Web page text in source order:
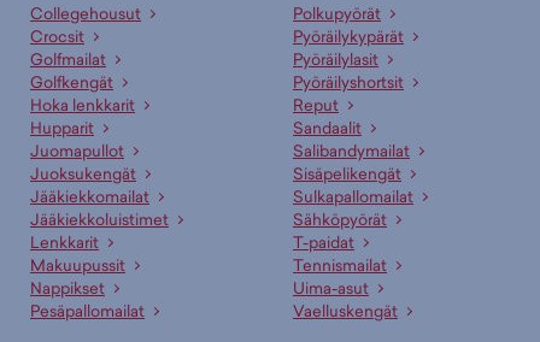
Collegehousut
Crocsit
Golfmailat
Golfkengät
Hoka lenkkarit
Hupparit
Juomapullot
Juoksukengät
Jääkiekkomailat
Jääkiekkoluistimet
Lenkkarit
Makuupussit
Nappikset
Pesäpallomailat
Polkupyörät
Pyöräilykypärät
Pyöräilylasit
Pyöräilyshortsit
Reput
Sandaalit
Salibandymailat
Sisäpelikengät
Sulkapallomailat
Sähköpyörät
T-paidat
Tennismailat
Uima-asut
Vaelluskengät